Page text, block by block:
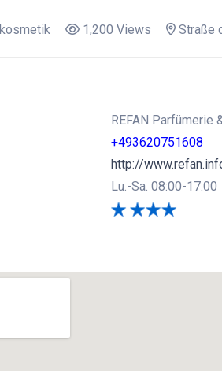
1,200 Views Straße
REFAN Parfümerie
+493620751608
http://
Lu.-Sa. 08:00-17:00